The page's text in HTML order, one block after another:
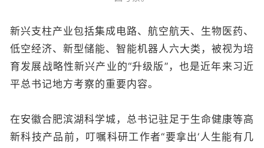
新兴支柱产业包括集成电路、航空航天、生物医药、
低空经济、新型储能、智能机器人六大类，被视为培
育发展战略性新兴产业的“升级版”，也是近年来习近
平总书记地方考察的重要内容。
在安徽合肥滨湖科学城，总书记驻足于生命健康等高
新科技产品前，叮嘱科研工作者“要拿出‘人生能有几